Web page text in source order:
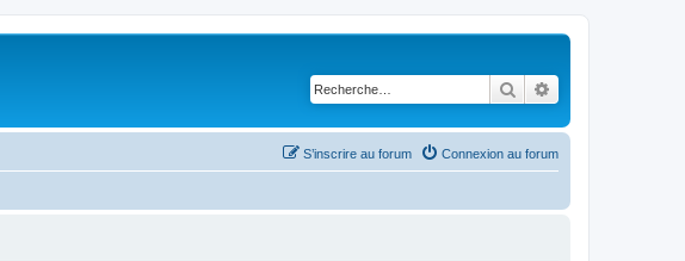
Rechercher
Connexion au forum
S’inscrire au forum